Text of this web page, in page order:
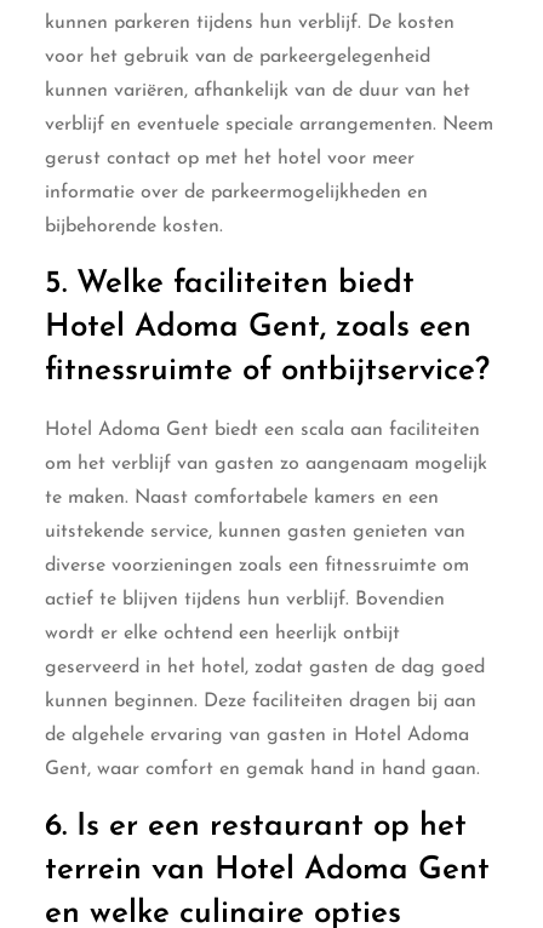
kunnen parkeren tijdens hun verblijf. De kosten
voor het gebruik van de parkeergelegenheid
kunnen variëren, afhankelijk van de duur van het
verblijf en eventuele speciale arrangementen. Neem
gerust contact op met het hotel voor meer
informatie over de parkeermogelijkheden en
bijbehorende kosten.
5. Welke faciliteiten biedt
Hotel Adoma Gent, zoals een
fitnessruimte of ontbijtservice?
Hotel Adoma Gent biedt een scala aan faciliteiten
om het verblijf van gasten zo aangenaam mogelijk
te maken. Naast comfortabele kamers en een
uitstekende service, kunnen gasten genieten van
diverse voorzieningen zoals een fitnessruimte om
actief te blijven tijdens hun verblijf. Bovendien
wordt er elke ochtend een heerlijk ontbijt
geserveerd in het hotel, zodat gasten de dag goed
kunnen beginnen. Deze faciliteiten dragen bij aan
de algehele ervaring van gasten in Hotel Adoma
Gent, waar comfort en gemak hand in hand gaan.
6. Is er een restaurant op het
terrein van Hotel Adoma Gent
en welke culinaire opties